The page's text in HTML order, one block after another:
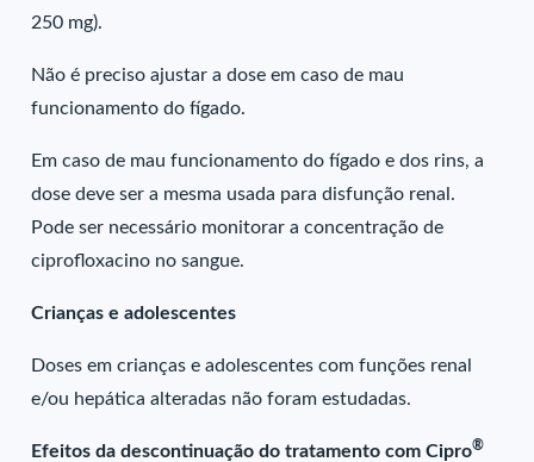
250 mg).
Não é preciso ajustar a dose em caso de mau
funcionamento do fígado.
Em caso de mau funcionamento do fígado e dos rins, a
dose deve ser a mesma usada para disfunção renal.
Pode ser necessário monitorar a concentração de
ciprofloxacino no sangue.
Crianças e adolescentes
Doses em crianças e adolescentes com funções renal
e/ou hepática alteradas não foram estudadas.
Efeitos da descontinuação do tratamento com Cipro®